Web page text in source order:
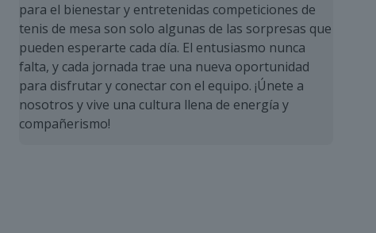
para el bienestar y entretenidas competiciones de
tenis de mesa son solo algunas de las sorpresas que
pueden esperarte cada día. El entusiasmo nunca
falta, y cada jornada trae una nueva oportunidad
para disfrutar y conectar con el equipo. ¡Únete a
nosotros y vive una cultura llena de energía y
compañerismo!